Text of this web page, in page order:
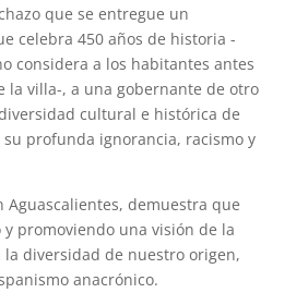
que se entregue un
celebra 450 años de historia -
considera a los habitantes antes
la villa-, a una gobernante de otro
cultural e histórica de
su profunda ignorancia, racismo y
Aguascalientes, demuestra que
y promoviendo una visión de la
diversidad de nuestro origen,
anacrónico.